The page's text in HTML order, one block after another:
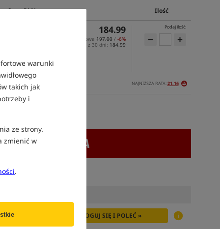
warunki
takich jak
i
ze strony.
zmienić w
.
Cena PLN Ilość
184.99
Cena katalogowa197.00/ -6%
Min. cena z 30 dni: 184.99
Podaj ilość:
NAJNIŻSZA RATA:21.16
28 DNI
DODAJ DO KOSZYKA
ZALOGUJ SIĘ I POLEĆ »